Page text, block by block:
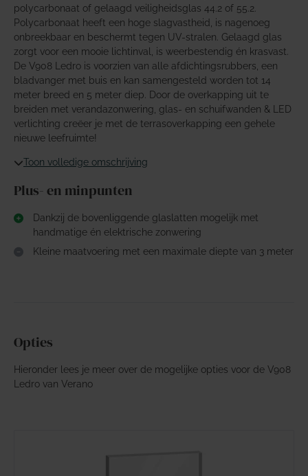
polycarbonaat of gelaagd veiligheidsglas 44.2 of 55.2.
Polycarbonaat heeft een hoge slagvastheid, is nagenoeg
onbreekbaar en beschermt tegen UV-stralen. Gelaagd glas
zorgt voor een mooie lichtinval, is weerbestendig én krasvast.
De V908 Ledro is voorzien van alle afdichtingsrubbers, een
bladvanger met buis en kan samengesteld worden tot 14
meter breed en 5 meter diep. Door de overkapping uit te
breiden met verandazonwering, glas- en schuifwanden & LED
verlichting creëer je met de terrasoverkapping een gehele
nieuwe leefruimte!
Toon volledige omschrijving
Plus- en minpunten
Dankzij de bovenliggende glaslatten mogelijk met
handmatige én elektrische zonwering
Kleine maatvoering met een maximale diepte van 3 meter
Opties
Hieronder lees je meer over de mogelijke opties voor de V908
Ledro van Verano